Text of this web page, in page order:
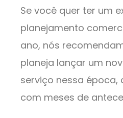
Se você quer ter um
planejamento
ano, nós
planeja lançar um
serviço nessa época,
com meses de